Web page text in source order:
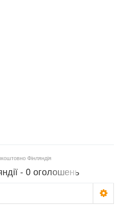
Фінляндія
- 0 оголошень